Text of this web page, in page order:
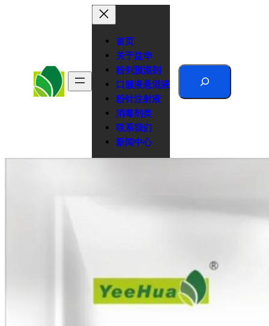
首页
关于益华
粉剂预混剂
口服液悬混液
粉针注射液
消毒剂类
联系我们
新闻中心
Search